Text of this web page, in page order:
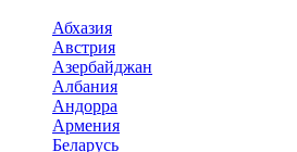
Абхазия
Австрия
Азербайджан
Албания
Андорра
Армения
Беларусь